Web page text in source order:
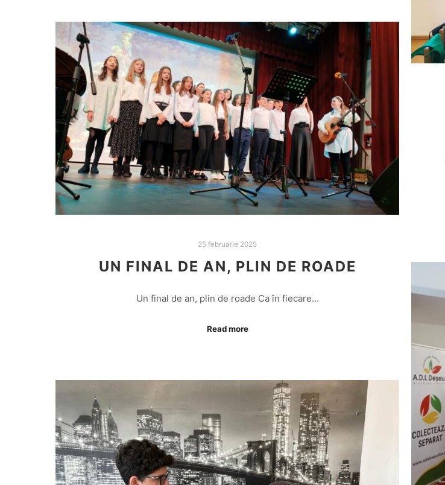
25 februarie 2025
UN FINAL DE AN, PLIN DE ROADE
Un final de an, plin de roade Ca în fiecare…
Read more